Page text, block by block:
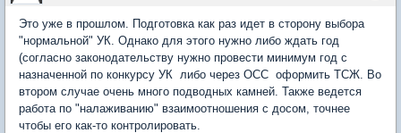
Это уже в прошлом. Подготовка как раз идет в сторону выбора
"нормальной" УК. Однако для этого нужно либо ждать год
(согласно законодательству нужно провести минимум год с
назначенной по конкурсу УК либо через ОСС оформить ТСЖ. Во
втором случае очень много подводных камней. Также ведется
работа по "налаживанию" взаимоотношения с досом, точнее
чтобы его как-то контролировать.